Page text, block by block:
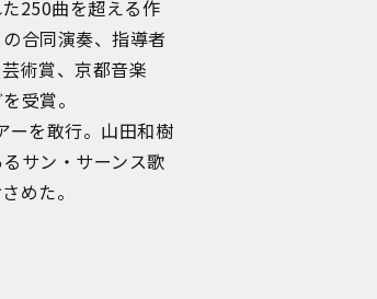
250曲を超える作
合同演奏、指導者
術賞、京都音楽
受賞。
ーを敢行。山田和樹
サン・サーンス歌
めた。